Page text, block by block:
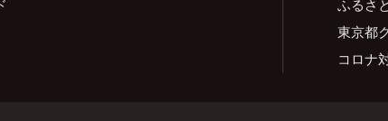
ふるさ
東京都
コロナ